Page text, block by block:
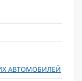
АВТОМОБИЛЕЙ